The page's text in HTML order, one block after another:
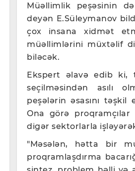
Müəllimlik peşəsinin
deyən E.Süleymanov
çox insana xidmət
müəllimlərini müxtəlif
biləcək.
Ekspert əlavə edib ki,
seçilməsindən asılı
peşələrin əsasını
Ona görə
digər sektorlarla
"Məsələn, hətta bir
proqramlaşdırma